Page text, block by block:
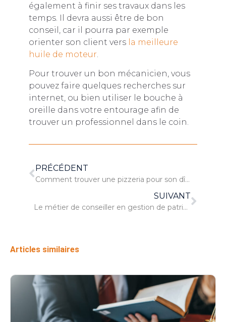
également à finir ses travaux dans les
temps. Il devra aussi être de bon
conseil, car il pourra par exemple
orienter son client vers la meilleure
huile de moteur
Pour trouver un bon mécanicien, vous
pouvez faire quelques recherches sur
internet, ou bien utiliser le bouche à
oreille dans votre entourage afin de
trouver un professionnel dans le coin.
PRÉCÉDENT
Comment trouver une pizzeria pour son dîner ?
SUIVANT
Le métier de conseiller en gestion de patrimoine
Articles similaires